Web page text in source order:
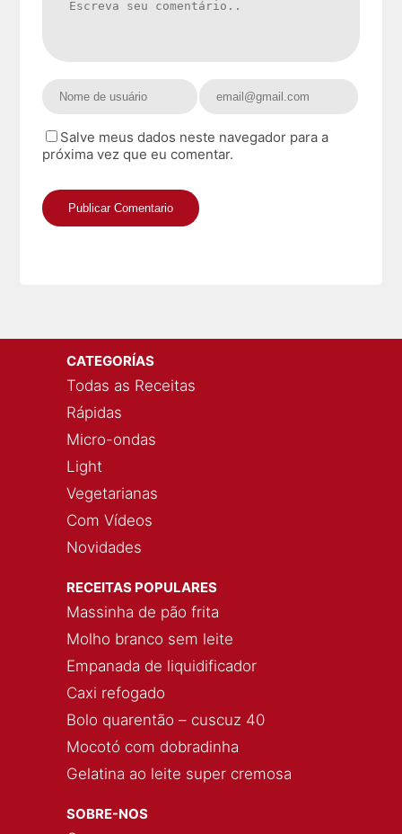
Salve meus dados neste navegador para a
próxima vez que eu comentar.
CATEGORÍAS
Todas as Receitas
Rápidas
Micro-ondas
Light
Vegetarianas
Com Vídeos
Novidades
RECEITAS POPULARES
Massinha de pão frita
Molho branco sem leite
Empanada de liquidificador
Caxi refogado
Bolo quarentão – cuscuz 40
Mocotó com dobradinha
Gelatina ao leite super cremosa
SOBRE-NOS